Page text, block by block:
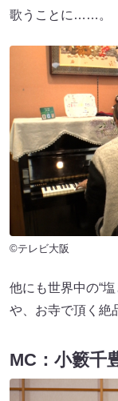
歌うことに……。
©テレビ大阪
他にも世界中の“
や、お寺で頂く絶
MC：小籔